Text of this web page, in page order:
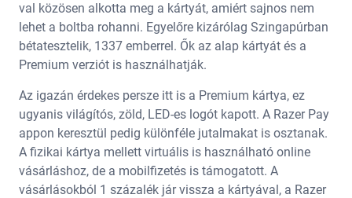
val közösen alkotta meg a kártyát, amiért sajnos nem
lehet a boltba rohanni. Egyelőre kizárólag Szingapúrban
bétatesztelik, 1337 emberrel. Ők az alap kártyát és a
Premium verziót is használhatják.
Az igazán érdekes persze itt is a Premium kártya, ez
ugyanis világítós, zöld, LED-es logót kapott. A Razer Pay
appon keresztül pedig különféle jutalmakat is osztanak.
A fizikai kártya mellett virtuális is használható online
vásárláshoz, de a mobilfizetés is támogatott. A
vásárlásokból 1 százalék jár vissza a kártyával, a Razer